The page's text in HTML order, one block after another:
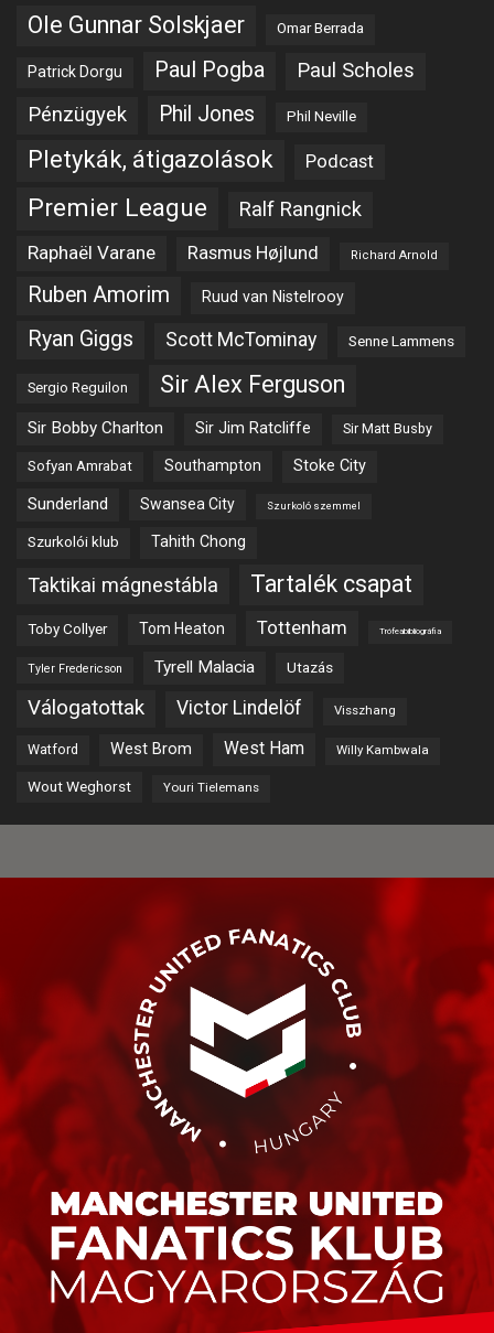
Ole Gunnar Solskjaer Omar Berrada
Patrick Dorgu Paul Pogba Paul Scholes
Pénzügyek Phil Jones Phil Neville
Pletykák, átigazolások Podcast
Premier League Ralf Rangnick
Raphaël Varane Rasmus Højlund Richard Arnold
Ruben Amorim Ruud van Nistelrooy
Ryan Giggs Scott McTominay Senne Lammens
Sergio Reguilon Sir Alex Ferguson
Sir Bobby Charlton Sir Jim Ratcliffe Sir Matt Busby
Sofyan Amrabat Southampton Stoke City
Sunderland Swansea City Szurkoló szemmel
Szurkolói klub Tahith Chong
Taktikai mágnestábla Tartalék csapat
Toby Collyer Tom Heaton Tottenham Trófeabibliográfia
Tyler Fredericson Tyrell Malacia Utazás
Válogatottak Victor Lindelöf Visszhang
Watford West Brom West Ham Willy Kambwala
Wout Weghorst Youri Tielemans